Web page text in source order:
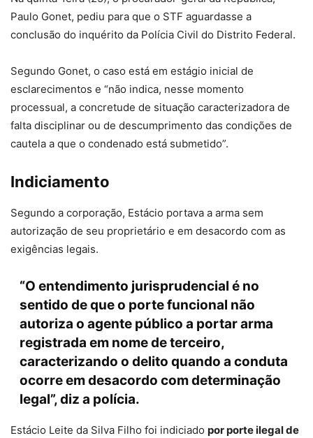
Paulo Gonet, pediu para que o STF aguardasse a
conclusão do inquérito da Polícia Civil do Distrito Federal.
Segundo Gonet, o caso está em estágio inicial de
esclarecimentos e “não indica, nesse momento
processual, a concretude de situação caracterizadora de
falta disciplinar ou de descumprimento das condições de
cautela a que o condenado está submetido”.
Indiciamento
Segundo a corporação, Estácio portava a arma sem
autorização de seu proprietário e em desacordo com as
exigências legais.
“O entendimento jurisprudencial é no
sentido de que o porte funcional não
autoriza o agente público a portar arma
registrada em nome de terceiro,
caracterizando o delito quando a conduta
ocorre em desacordo com determinação
legal”, diz a polícia.
Estácio Leite da Silva Filho foi indiciado por porte ilegal de